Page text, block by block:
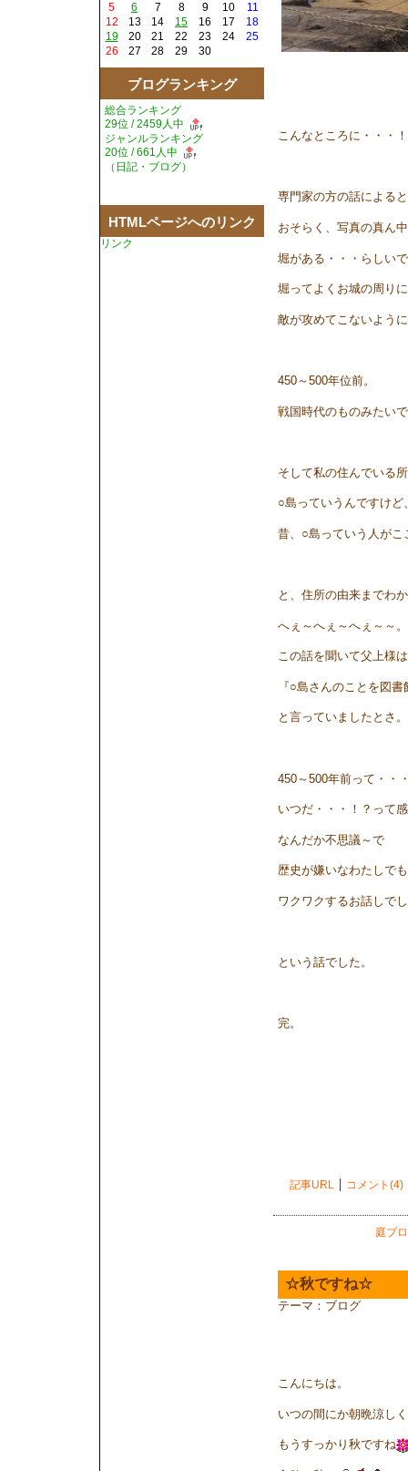
こんなところに・・・
専門家の方の話によると
おそらく、写真の真ん
堀がある・・・らしい
堀ってよくお城の周り
敵が攻めてこないよう
450～500年位前。
戦国時代のものみたい
そして私の住んでいる
○島っていうんですけど
昔、○島っていう人が
と、住所の由来までわ
へぇ～へぇ～へぇ～～。
この話を聞いて父上様は
『○島さんのことを図
と言っていましたとさ。
450～500年前って・・
いつだ・・・！？って
なんだか不思議～で
歴史が嫌いなわたしでも
ワクワクするお話しで
という話でした。
完。
記事URL コメント(4)
庭ブ
☆秋ですね☆
テーマ： ブログ
こんにちは。
いつの間にか朝晩涼し
もうすっかり秋ですね
5
6 7 8 9 10
11
12
13 14 15 16 17
18
19
20 21 22 23 24
25
26
27 28 29 30
ブログランキング
総合ランキング
29位 / 2459人中
ジャンルランキング
20位 / 661人中
（ 日記・ブログ）
HTMLページへのリンク
リンク